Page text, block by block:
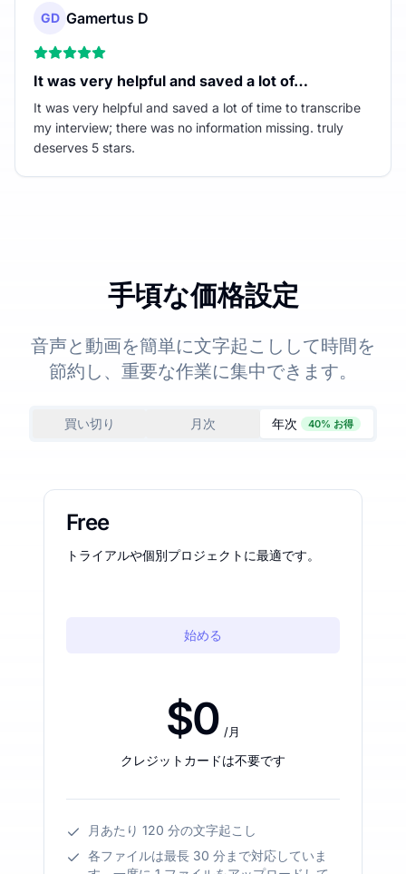
GD Gamertus D
It was very helpful and saved a lot of…
It was very helpful and saved a lot of time to transcribe
my interview; there was no information missing. truly
deserves 5 stars.
手頃な価格設定
音声と動画を簡単に文字起こしして時間を
節約し、重要な作業に集中できます。
買い切り 月次 年次 40% お得
Free
トライアルや個別プロジェクトに最適です。
始める
$0 /月
クレジットカードは不要です
月あたり 120 分の文字起こし
各ファイルは最長 30 分まで対応していま